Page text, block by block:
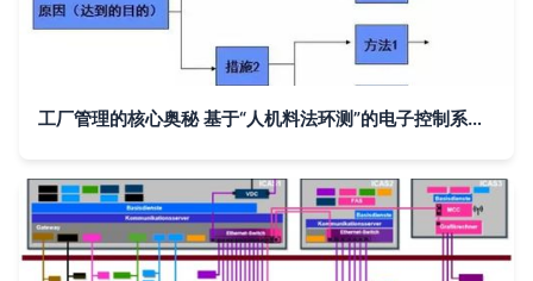
工厂管理的核心奥秘 基于“人机料法环测”的电子控制系统完整分析